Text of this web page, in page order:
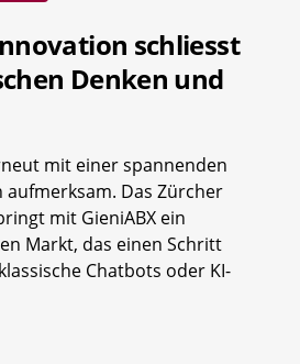
schliesst
Denken und
mit einer spannenden
aufmerksam. Das Zürcher
mit GieniABX ein
Markt, das einen Schritt
Chatbots oder KI-